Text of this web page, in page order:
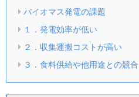
バイオマス発電の課題
１．発電効率が低い
２．収集運搬コストが高い
３．食料供給や他用途との競合